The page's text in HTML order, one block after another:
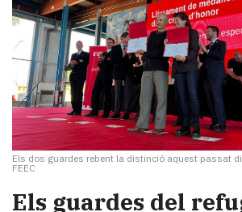
Els dos guardes rebent la distinció aquest passat
FEEC
Els guardes del